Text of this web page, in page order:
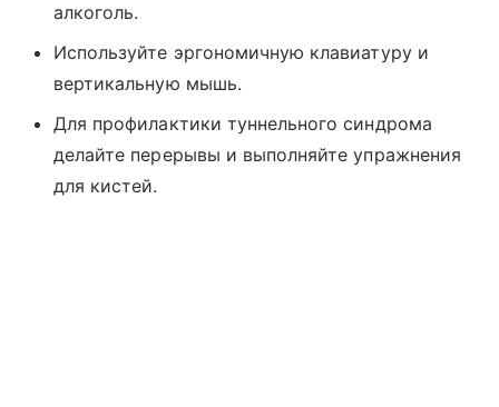
алкоголь.
Используйте эргономичную клавиатуру и
вертикальную мышь.
Для профилактики туннельного синдрома
делайте перерывы и выполняйте упражнения
для кистей.